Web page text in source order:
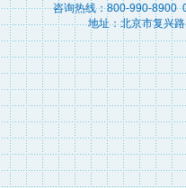
咨询热线：800-990-8900
地址：北京市复兴